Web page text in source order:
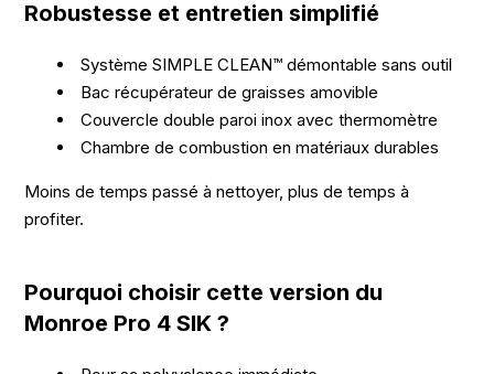
Robustesse et entretien simplifié
Système SIMPLE CLEAN™ démontable sans outil
Bac récupérateur de graisses amovible
Couvercle double paroi inox avec thermomètre
Chambre de combustion en matériaux durables
Moins de temps passé à nettoyer, plus de temps à
profiter.
Pourquoi choisir cette version du
Monroe Pro 4 SIK ?